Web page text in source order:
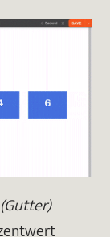
(Gutter)